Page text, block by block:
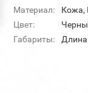
Материал:
Кожа,
Цвет:
Габариты: